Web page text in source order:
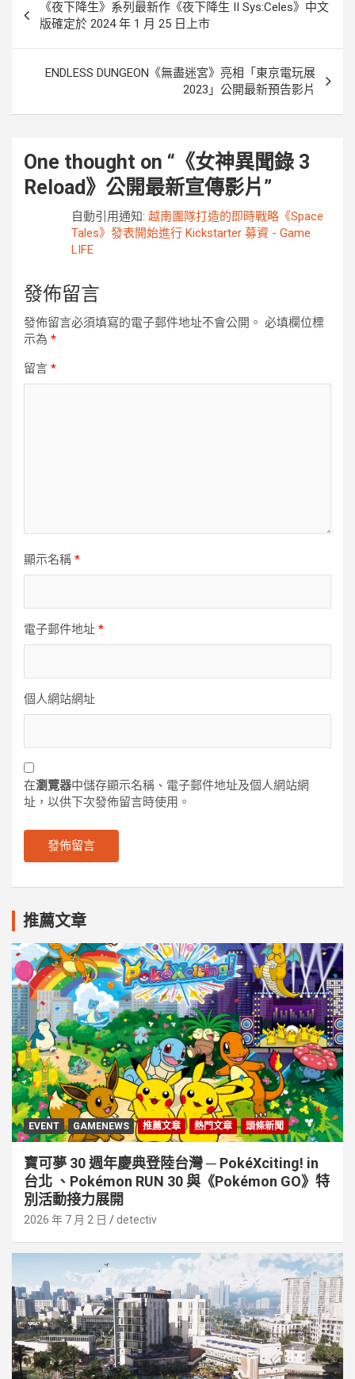
章
導
《夜下降生》系列最新作《夜下降生 II Sys:Celes》中文
版確定於 2024 年 1 月 25 日上市
ENDLESS DUNGEON《無盡迷宮》亮相「東京電玩展
2023」公開最新預告影片
One thought on “ 《女神異聞錄 3
Reload》公開最新宣傳影片”
自動引用通知: 越南團隊打造的即時戰略《Space
Tales》發表開始進行 Kickstarter 募資 - Game
LIFE
發佈留言
發佈留言必須填寫的電子郵件地址不會公開。 必填欄位標
示為 *
留言 *
顯示名稱 *
電子郵件地址 *
個人網站網址
在瀏覽器中儲存顯示名稱、電子郵件地址及個人網站網
址，以供下次發佈留言時使用。
推薦文章
EVENT GAMENEWS 推薦文章 熱門文章 頭條新聞
寶可夢 30 週年慶典登陸台灣 ─ PokéXciting! in
台北 、Pokémon RUN 30 與《Pokémon GO》特
別活動接⼒展開
2026 年 7 月 2 日 detectiv